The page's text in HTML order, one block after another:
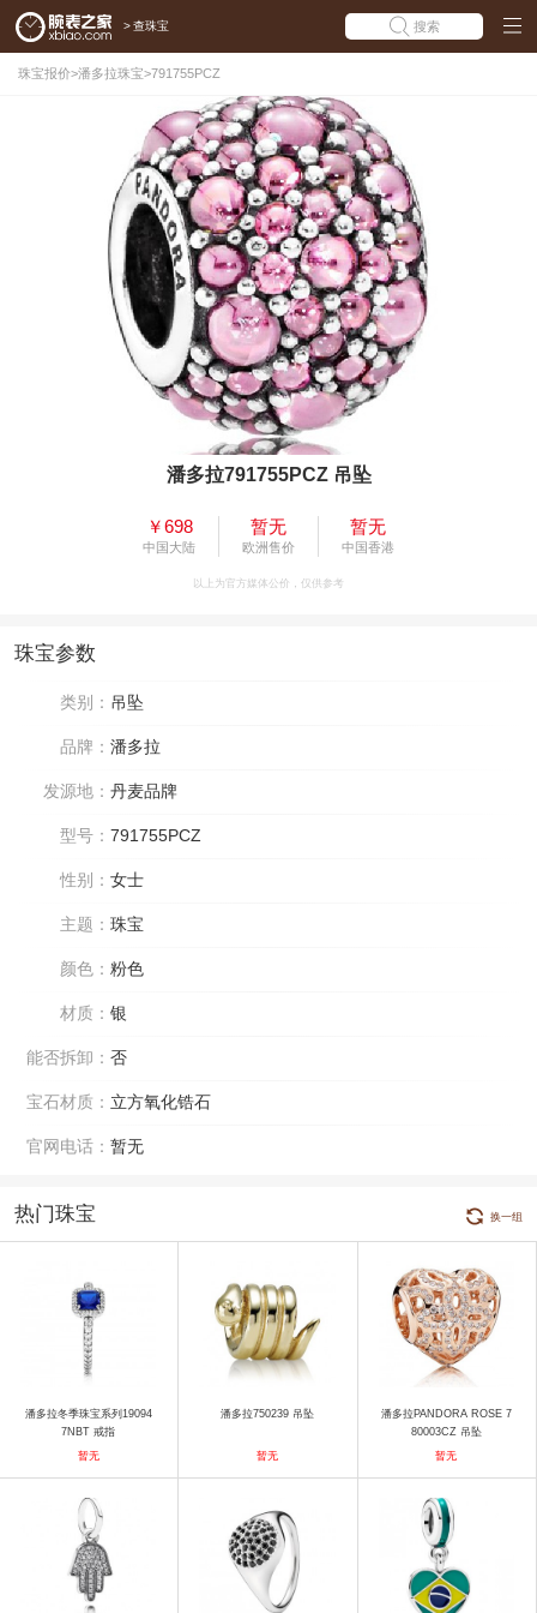
> 查珠宝 搜索
珠宝报价>潘多拉珠宝>791755PCZ
潘多拉791755PCZ 吊坠
￥698
中国大陆
暂无
欧洲售价
暂无
中国香港
以上为官方媒体公价，仅供参考
珠宝参数
类别： 吊坠
品牌： 潘多拉
发源地： 丹麦品牌
型号： 791755PCZ
性别： 女士
主题： 珠宝
颜色： 粉色
材质： 银
能否拆卸： 否
宝石材质： 立方氧化锆石
官网电话： 暂无
热门珠宝 换一组
潘多拉冬季珠宝系列19094
7NBT 戒指
暂无
潘多拉750239 吊坠
暂无
潘多拉PANDORA ROSE 7
80003CZ 吊坠
暂无